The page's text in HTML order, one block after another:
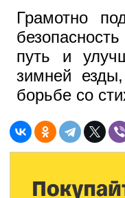
Грамотно
путь и
зимней
борьбе со